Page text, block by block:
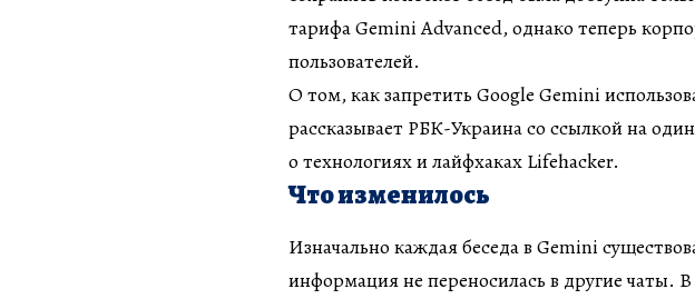
тарифа Gemini Advanced, однако теперь
пользователей.
О том, как запретить Google Gemini
рассказывает РБК-Украина со ссылкой на
о технологиях и лайфхаках Lifehacker.
Что изменилось
Изначально каждая беседа в Gemini
информация не переносилась в другие чаты.